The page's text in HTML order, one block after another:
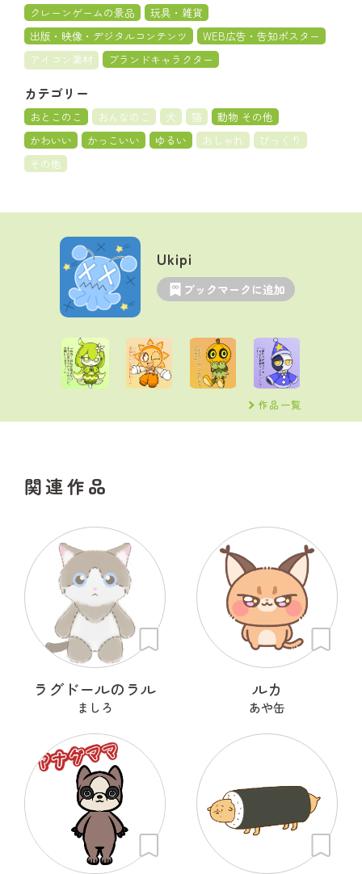
クレーンゲームの景品
玩具・雑貨
出版・映像・デジタルコンテンツ
WEB広告・告知ポスター
アイコン素材
ブランドキャラクター
カテゴリー
おとこのこ おんなのこ 犬 猫
動物 その他
かわいい
かっこいい ゆるい おしゃれ
びっくり
その他
Ukipi
ブックマークに追加
作品一覧
関連作品
ラグドールのラル
ましろ
ルカ
あや缶